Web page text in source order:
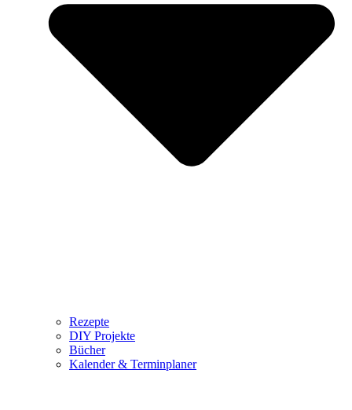
Rezepte
DIY Projekte
Bücher
Kalender & Terminplaner